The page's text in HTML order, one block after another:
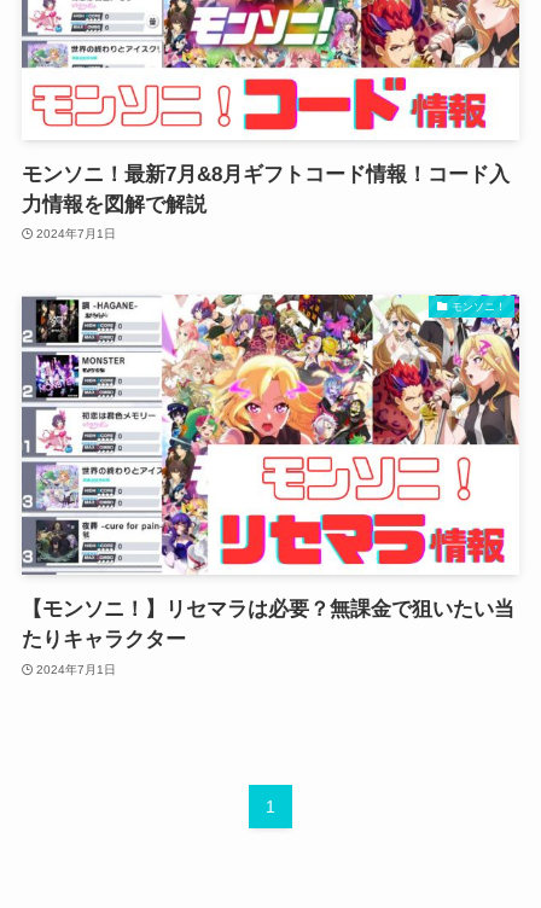
モンソニ！最新7月&8月ギフトコード情報！コード入
力情報を図解で解説
2024年7月1日
モンソニ！
【モンソニ！】リセマラは必要？無課金で狙いたい当
たりキャラクター
2024年7月1日
1